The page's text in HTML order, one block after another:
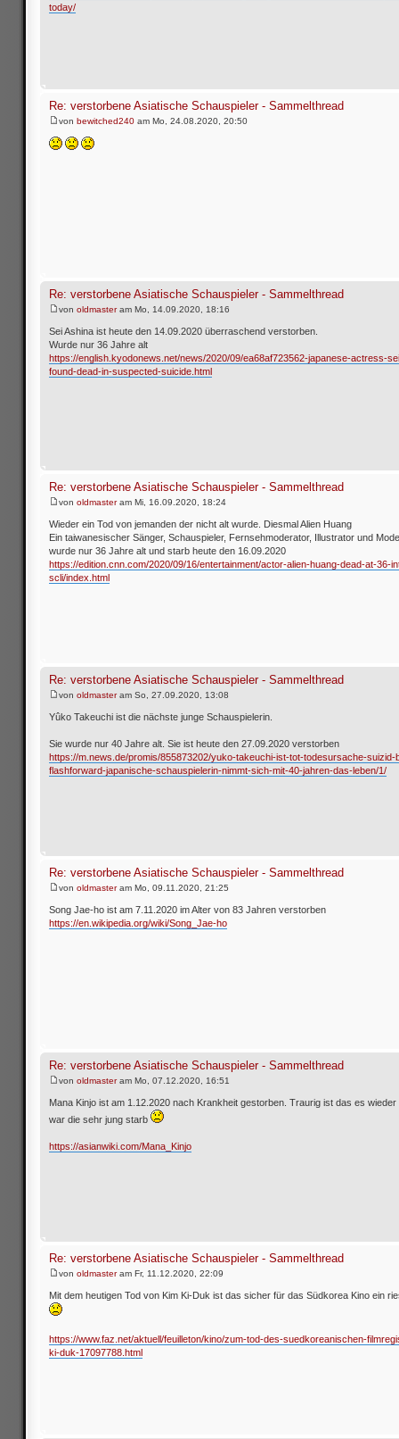
today/
Re: verstorbene Asiatische Schauspieler - Sammelthread
von bewitched240 am Mo, 24.08.2020, 20:50
Re: verstorbene Asiatische Schauspieler - Sammelthread
von oldmasteram Mo, 14.09.2020, 18:16
Sei Ashina ist heute den 14.09.2020 überraschend verstorben.
Wurde nur 36 Jahre alt
https://english.kyodonews.net/news/2020/09/ea68af723562-japanese-actress-
found-dead-in-suspected-suicide.html
Re: verstorbene Asiatische Schauspieler - Sammelthread
von oldmasteram Mi, 16.09.2020, 18:24
Wieder ein Tod von jemanden der nicht alt wurde. Diesmal Alien Huang
Ein taiwanesischer Sänger, Schauspieler, Fernsehmoderator, Illustrator und
wurde nur 36 Jahre alt und starb heute den 16.09.2020
https://edition.cnn.com/2020/09/16/entertainment/actor-alien-huang-dead-at-36-
scli/index.html
Re: verstorbene Asiatische Schauspieler - Sammelthread
von oldmasteram So, 27.09.2020, 13:08
Yûko Takeuchi ist die nächste junge Schauspielerin.
Sie wurde nur 40 Jahre alt. Sie ist heute den 27.09.2020 verstorben
https://m.news.de/promis/855873202/yuko-takeuchi-ist-tot-todesursache-suizid-
flashforward-japanische-schauspielerin-nimmt-sich-mit-40-jahren-das-leben/1/
Re: verstorbene Asiatische Schauspieler - Sammelthread
von oldmasteram Mo, 09.11.2020, 21:25
Song Jae-ho ist am 7.11.2020 im Alter von 83 Jahren verstorben
https://en.wikipedia.org/wiki/Song_Jae-ho
Re: verstorbene Asiatische Schauspieler - Sammelthread
von oldmasteram Mo, 07.12.2020, 16:51
Mana Kinjo ist am 1.12.2020 nach Krankheit gestorben. Traurig ist das es wieder
war die sehr jung starb
https://asianwiki.com/Mana_Kinjo
Re: verstorbene Asiatische Schauspieler - Sammelthread
von oldmasteram Fr, 11.12.2020, 22:09
Mit dem heutigen Tod von Kim Ki-Duk ist das sicher für das Südkorea Kino ein
https://www.faz.net/aktuell/feuilleton/kino/zum-tod-des-suedkoreanischen-
ki-duk-17097788.html